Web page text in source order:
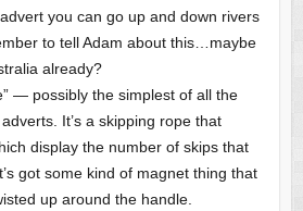
you can go up and down rivers
to tell Adam about this…maybe
already?
— possibly the simplest of all the
It’s a skipping rope that
display the number of skips that
got some kind of magnet thing that
up around the handle.